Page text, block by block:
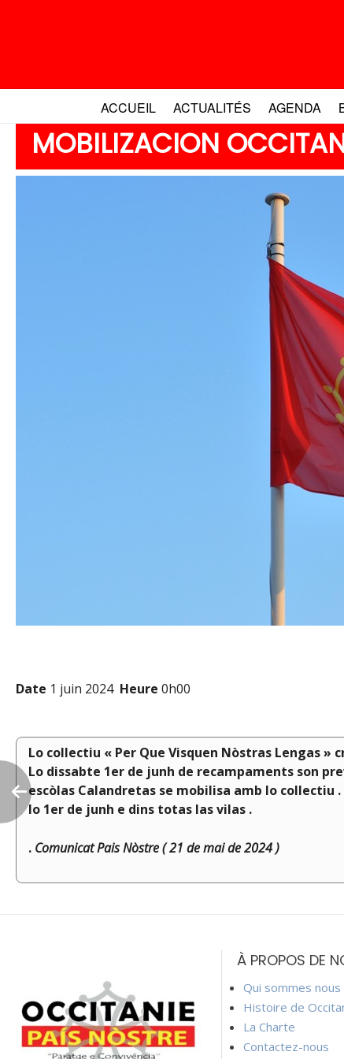
ACCUEIL ACTUALITÉS AGENDA
MOBILIZACION
Date 1 juin 2024 Heure 0h00
Lo collectiu « Per Que Visquen Nòstras Lengas
Lo dissabte 1er de junh de recampaments son
escòlas Calandretas se mobilisa amb lo collectiu
lo 1er de junh e dins totas las vilas .
. Comunicat Pais Nòstre ( 21 de mai de 2024 )
l’article
À PROPOS DE
Qui sommes nous
Histoire de
La Charte
Contactez-nous